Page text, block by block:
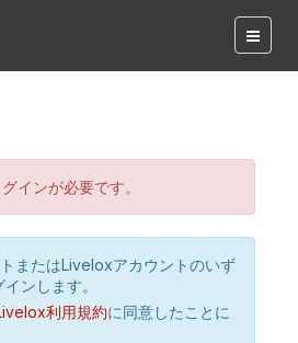
インが必要です。
またはLiveloxアカウントのいず
ンします。
利用規約に同意したことに